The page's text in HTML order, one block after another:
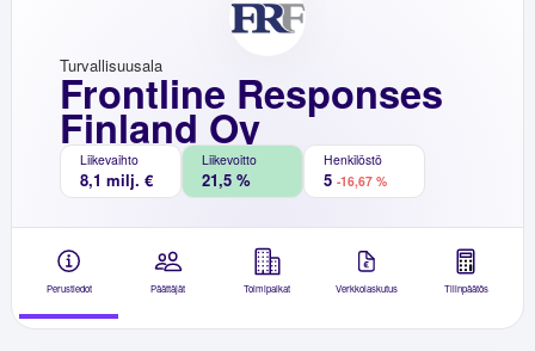
Frontline Responses
Finland Oy
Turvallisuusala
Liikevaihto
8,1 milj. €
Liikevoitto
21,5 %
Henkilöstö
5 -16,67 %
Perustiedot Päättäjät Toimipaikat Verkkolaskutus Tilinpäätös